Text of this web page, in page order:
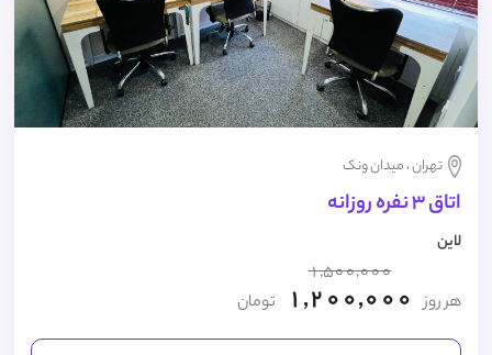
تهران ، میدان ونک
اتاق 3 نفره روزانه
لاین
هر روز
1,500,000
1,200,000 تومان